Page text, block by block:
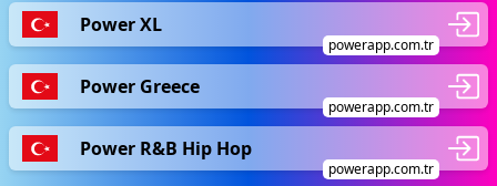
Power XL
powerapp.com.tr
Power Greece
powerapp.com.tr
Power R&B Hip Hop
powerapp.com.tr